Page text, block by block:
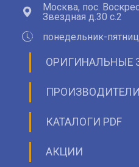
Москва, пос.
Звездная д.30 с.2
понедельник-
ОРИГИНАЛЬНЫЕ
ПРОИЗВОДИТЕЛИ
КАТАЛОГИ PDF
АКЦИИ